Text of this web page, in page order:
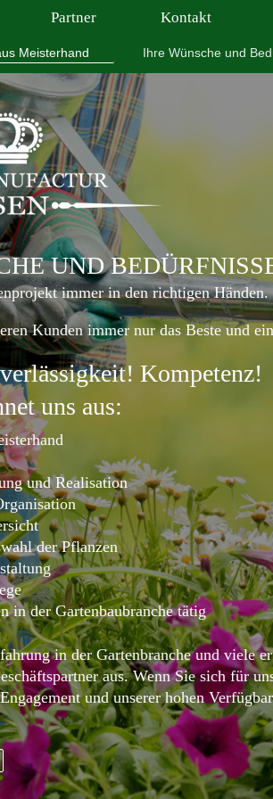
Partner Kontakt
Meisterhand Ihre Wünsche und
UND
immer in den richtigen Händen.
Kunden immer nur das Beste und
Kompetenz!
uns aus:
und Realisation
der Pflanzen
in der Gartenbaubranche tätig
in der Gartenbranche und viele
aus. Wenn Sie sich für
und unserer hohen